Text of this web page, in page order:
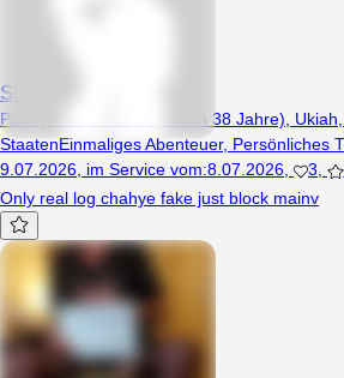
Skbull
Paar (Frau 37 Jahre, Mann 38 Jahre),
StaatenEinmaliges Abenteuer, Persönliches
9.07.2026, im Service vom:8.07.2026, 3,
Only real log chahye fake just block mainv